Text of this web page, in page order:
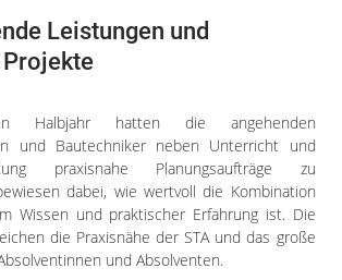
Leistungen und
Halbjahr hatten die angehenden
und Bautechniker neben Unterricht und
praxisnahe Planungsaufträge zu
dabei, wie wertvoll die Kombination
Wissen und praktischer Erfahrung ist. Die
die Praxisnähe der STA und das große
und Absolventen.